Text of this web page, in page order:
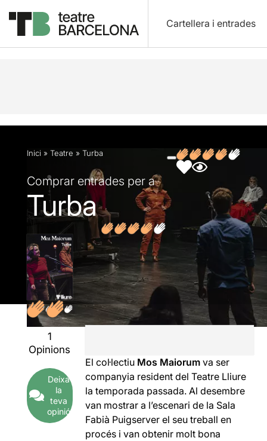
Cartellera i entrades
Descripció Fitxa artística Fotos i vídeos
Inici » Teatre » Turba
Comprar entrades per a
Turba
1
Opinions
Deixa
la
teva
opinió
El col·lectiu Mos Maiorumva ser
companyia resident del Teatre Lliure
la temporada passada. Al desembre
van mostrar a l’escenari de la Sala
Fabià Puigserver el seu treball en
procés i van obtenir molt bona